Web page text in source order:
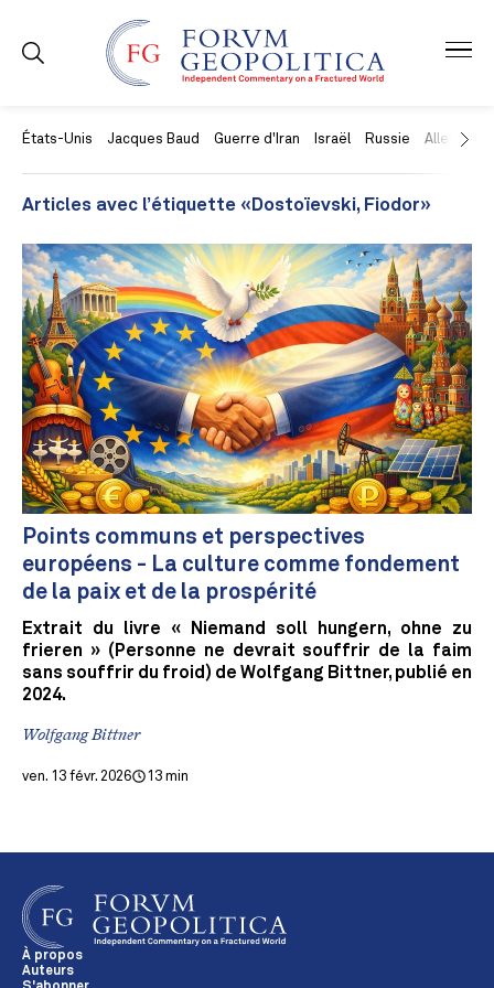
États-Unis Jacques Baud Guerre d'Iran Israël Russie Allemagne
Articles avec l’étiquette «Dostoïevski, Fiodor»
Points communs et perspectives
européens - La culture comme fondement
de la paix et de la prospérité
Extrait du livre « Niemand soll hungern, ohne zu
frieren » (Personne ne devrait souffrir de la faim
sans souffrir du froid) de Wolfgang Bittner, publié en
2024.
Wolfgang Bittner
ven. 13 févr. 2026 13 min
À propos
Auteurs